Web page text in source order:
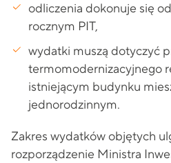
odliczenia dokonuje się
rocznym PIT,
wydatki muszą dotyczyć
termomodernizacyjnego
istniejącym budynku
jednorodzinnym.
Zakres wydatków objętych
rozporządzenie Ministra